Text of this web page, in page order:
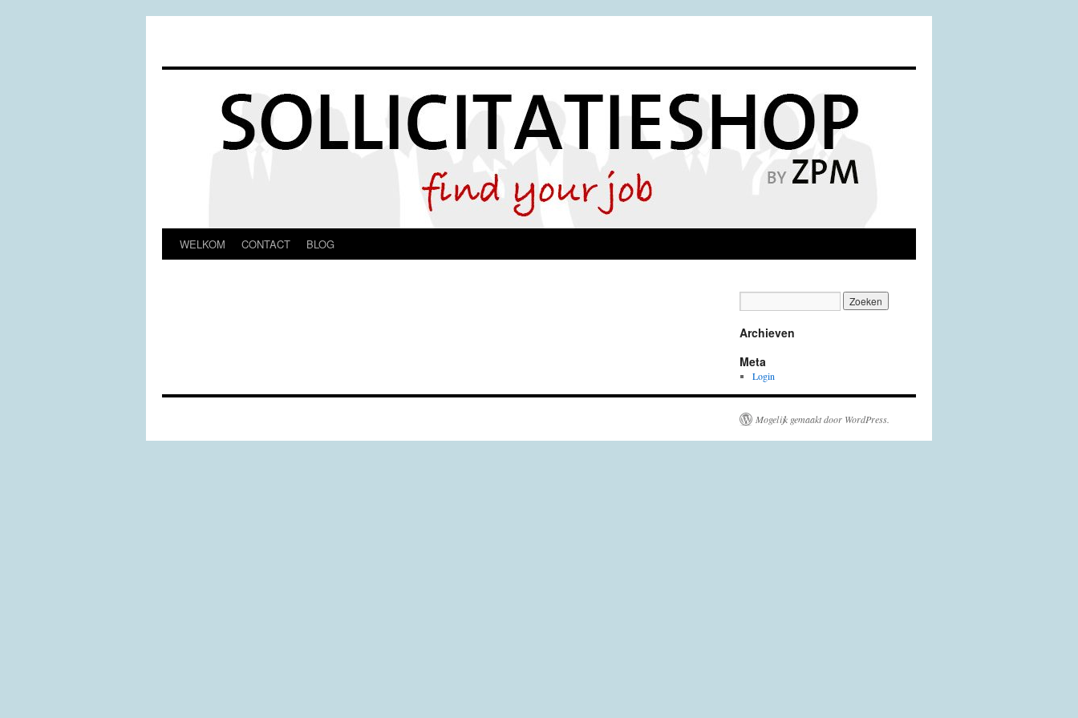
Spring
WELKOM CONTACT BLOG
Archieven
Meta
Login
Mogelijk gemaakt door WordPress.